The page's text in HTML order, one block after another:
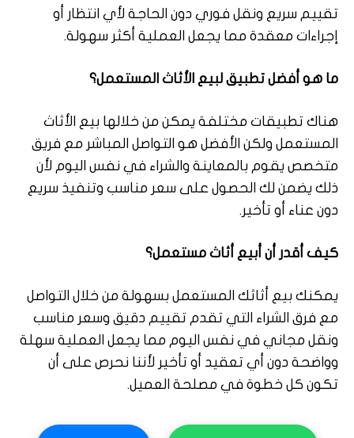
تقييم سريع ونقل فوري دون الحاجة لأي انتظار أو
إجراءات معقدة مما يجعل العملية أكثر سهولة.
ما هو أفضل تطبيق لبيع الأثاث المستعمل؟
هناك تطبيقات مختلفة يمكن من خلالها بيع الأثاث
المستعمل ولكن الأفضل هو التواصل المباشر مع فريق
متخصص يقوم بالمعاينة والشراء في نفس اليوم لأن
ذلك يضمن لك الحصول على سعر مناسب وتنفيذ سريع
دون عناء أو تأخير.
كيف أقدر أن أبيع أثاث مستعمل؟
يمكنك بيع أثاثك المستعمل بسهولة من خلال التواصل
مع فرق الشراء التي تقدم تقييم دقيق وسعر مناسب
ونقل مجاني في نفس اليوم مما يجعل العملية سهلة
وواضحة دون أي تعقيد أو تأخير لأننا نحرص على أن
تكون كل خطوة في مصلحة العميل.